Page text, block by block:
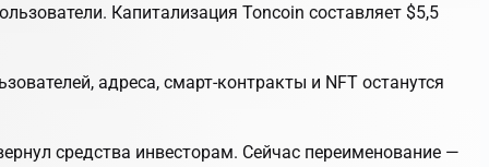
Капитализация Toncoin составляет $5,5
адреса, смарт-контракты и NFT останутся
средства инвесторам. Сейчас переименование —